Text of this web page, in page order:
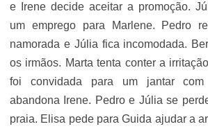
e Irene decide aceitar a promoção.
um emprego para Marlene. Pedro
namorada e Júlia fica incomodada.
os irmãos. Marta tenta conter a
foi convidada para um jantar
abandona Irene. Pedro e Júlia se
praia. Elisa pede para Guida ajudar a